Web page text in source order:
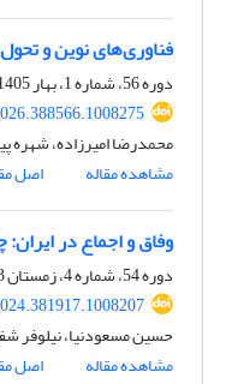
فناوری‌های نوین و
دوره 56، شماره 1، بهار 1405، صفحه
محمدرضا امیرزاده، شهره
مشاهده مقاله
اصل
وفاق و اجماع در
دوره 54، شماره 4، زمستان 1403، صفحه
حسین مسعودنیا، نیلوفر
مشاهده مقاله
اصل